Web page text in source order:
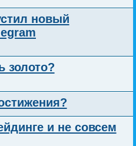
новый
золото?
и не совсем